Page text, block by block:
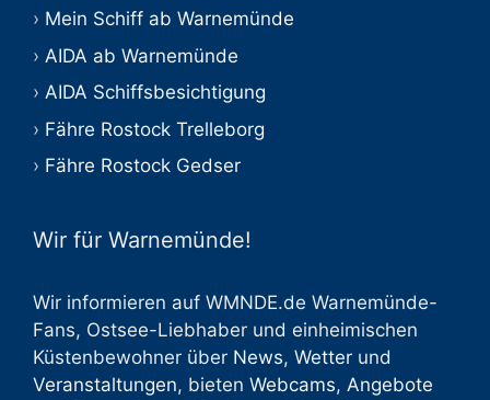
Mein Schiff ab Warnemünde
AIDA ab Warnemünde
AIDA Schiffsbesichtigung
Fähre Rostock Trelleborg
Fähre Rostock Gedser
Wir für Warnemünde!
Wir informieren auf WMNDE.de Warnemünde-
Fans, Ostsee-Liebhaber und einheimischen
Küstenbewohner über News, Wetter und
Veranstaltungen, bieten Webcams, Angebote